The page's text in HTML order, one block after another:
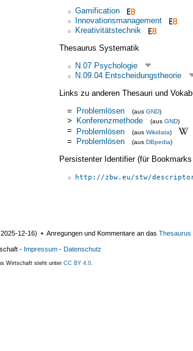
Gamification
Innovationsmanagement
Kreativitätstechnik
Thesaurus Systematik
N.07 Psychologie
N.09.04 Entscheidungstheorie
Links zu anderen Thesauri und
= Problemlösen (aus GND)
> Konferenzmethode (aus GND)
= Problemlösen (aus Wikidata)
= Problemlösen (aus DBpedia)
Persistenter Identifier (für
http://zbw.eu/stw/
2025-12-16) ▪ Anregungen und Kommentare an das Thesaurus
- Impressum - Datenschutz
Wirtschaft steht unter CC BY 4.0